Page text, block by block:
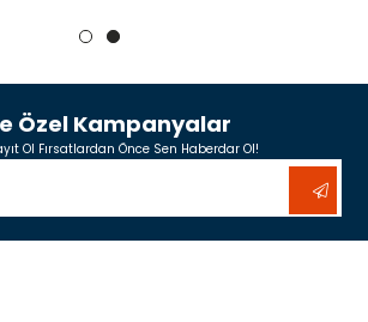
Özel Kampanyalar
Ol Fırsatlardan Önce Sen Haberdar Ol!